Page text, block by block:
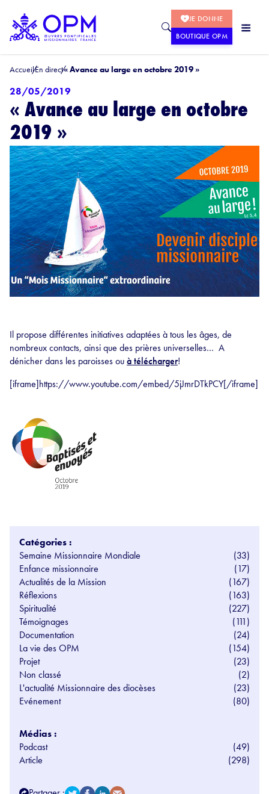
JE DONNE
BOUTIQUE OPM
AccueilEn direct« Avance au large en octobre 2019 »
28/05/2019
« Avance au large en octobre
2019 »
Il propose différentes initiatives adaptées à tous les âges, de
nombreux contacts, ainsi que des prières universelles… A
dénicher dans les paroisses ouà télécharger!
[iframe]https://www.youtube.com/embed/5jJmrDTkPCY[/iframe]
Catégories :
Semaine Missionnaire Mondiale
(33)
Enfance missionnaire
(17)
Actualités de la Mission
(167)
Réflexions
(163)
Spiritualité
(227)
Témoignages
(111)
Documentation
(24)
La vie des OPM
(154)
Projet
(23)
Non classé
(2)
L'actualité Missionnaire des diocèses
(23)
Evénement
(80)
Médias :
Podcast
(49)
Article
(298)